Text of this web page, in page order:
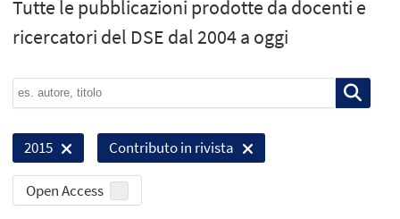
Tutte le pubblicazioni prodotte da docenti e
ricercatori del DSE dal 2004 a oggi
2015 Contributo in rivista
Open Access